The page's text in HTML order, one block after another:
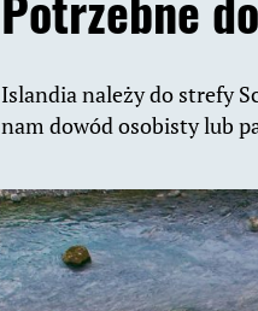
Islandia należy do strefy
nam dowód osobisty lub